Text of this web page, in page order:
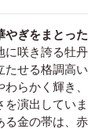
やぎをまとっ
に咲き誇る牡
たせる格調高
わらかく輝き
を演出していま
る金の帯は、